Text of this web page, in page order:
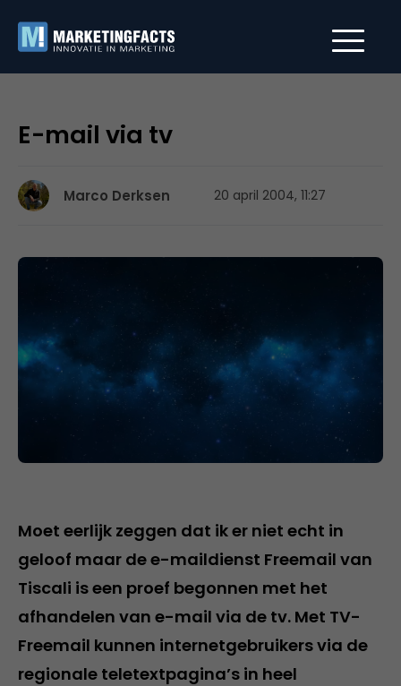
E-mail via tv
Marco Derksen 20 april 2004, 11:27
Moet eerlijk zeggen dat ik er niet echt in
geloof maar de e-maildienst Freemail van
Tiscali is een proef begonnen met het
afhandelen van e-mail via de tv. Met TV-
Freemail kunnen internetgebruikers via de
regionale teletextpagina’s in heel